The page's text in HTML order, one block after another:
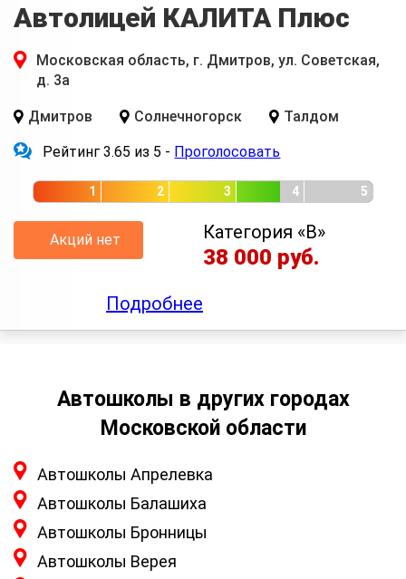
Автолицей КАЛИТА Плюс
Московская область, г. Дмитров, ул. Советская,
д. 3а
Дмитров Солнечногорск Талдом
Рейтинг 3.65 из 5 - Проголосовать
1 2 3 4 5
Акций нет Категория «B»
38 000 руб.
Подробнее
Автошколы в других городах
Московской области
Автошколы Апрелевка
Автошколы Балашиха
Автошколы Бронницы
Автошколы Верея